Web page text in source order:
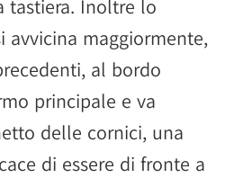
tastiera. Inoltre lo
avvicina maggiormente,
al bordo
principale e va
delle cornici, una
di essere di fronte a